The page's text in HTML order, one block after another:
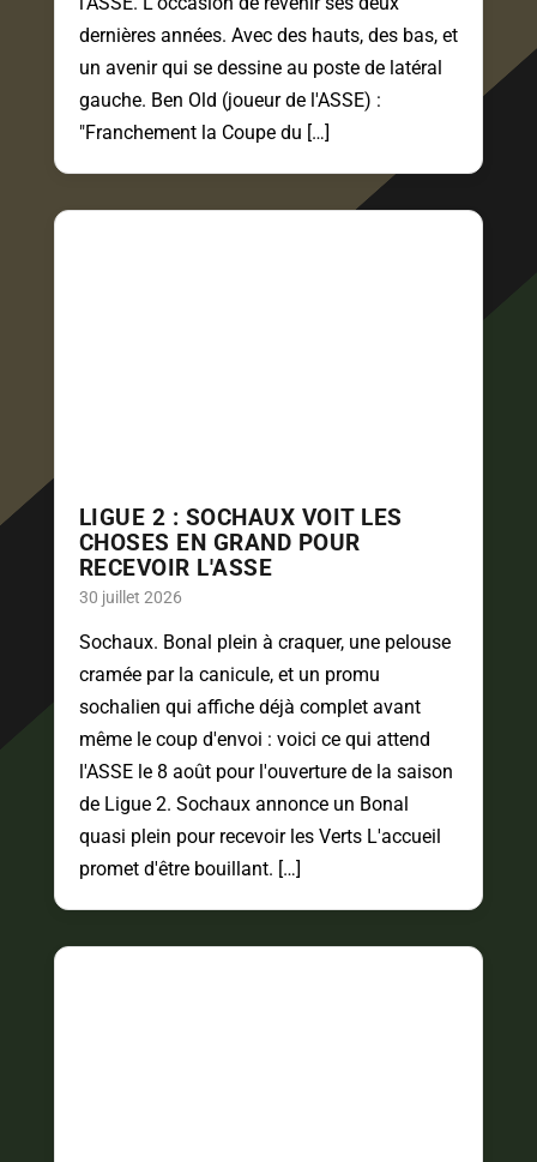
dernières années. Avec des hauts, des bas, et
un avenir qui se dessine au poste de latéral
gauche. Ben Old (joueur de l'ASSE) :
"Franchement la Coupe du […]
LIGUE 2 : SOCHAUX VOIT LES
CHOSES EN GRAND POUR
RECEVOIR L'ASSE
30 juillet 2026
Sochaux. Bonal plein à craquer, une pelouse
cramée par la canicule, et un promu
sochalien qui affiche déjà complet avant
même le coup d'envoi : voici ce qui attend
l'ASSE le 8 août pour l'ouverture de la saison
de Ligue 2. Sochaux annonce un Bonal
quasi plein pour recevoir les Verts L'accueil
promet d'être bouillant. […]